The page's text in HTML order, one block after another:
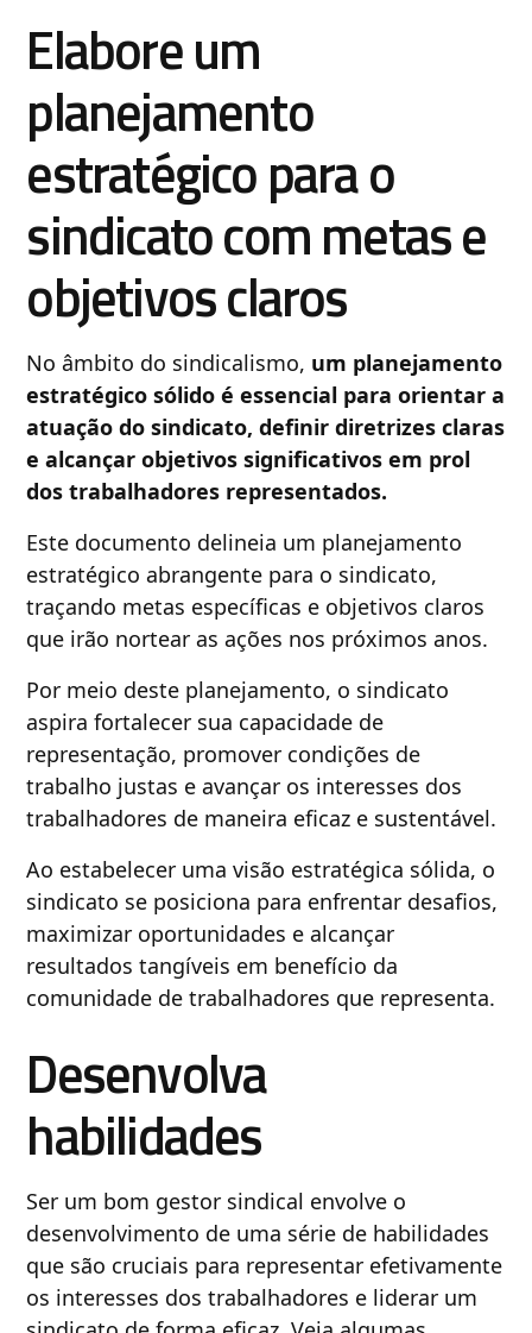
Elabore um
planejamento
estratégico para o
sindicato com metas e
objetivos claros
No âmbito do sindicalismo, um planejamento
estratégico sólido é essencial para orientar a
atuação do sindicato, definir diretrizes claras
e alcançar objetivos significativos em prol
dos trabalhadores representados.
Este documento delineia um planejamento
estratégico abrangente para o sindicato,
traçando metas específicas e objetivos claros
que irão nortear as ações nos próximos anos.
Por meio deste planejamento, o sindicato
aspira fortalecer sua capacidade de
representação, promover condições de
trabalho justas e avançar os interesses dos
trabalhadores de maneira eficaz e sustentável.
Ao estabelecer uma visão estratégica sólida, o
sindicato se posiciona para enfrentar desafios,
maximizar oportunidades e alcançar
resultados tangíveis em benefício da
comunidade de trabalhadores que representa.
Desenvolva
habilidades
Ser um bom gestor sindical envolve o
desenvolvimento de uma série de habilidades
que são cruciais para representar efetivamente
os interesses dos trabalhadores e liderar um